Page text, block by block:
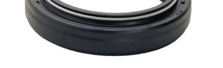
cantidad